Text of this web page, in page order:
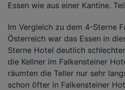
Essen wie aus einer Kantine.
Im Vergleich zu dem 4-Sterne
Österreich war das Essen in
Sterne Hotel deutlich
die Kellner im Falkensteiner
räumten die Teller nur sehr
schon öfter in Falkensteiner